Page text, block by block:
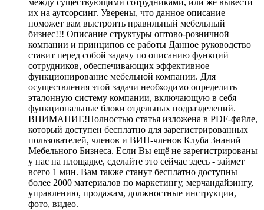
между существующими сотрудниками, или же вывести
их на аутсорсинг. Уверены, что данное описание
поможет вам выстроить правильный мебельный
бизнес!!! Описание структуры оптово-розничной
компании и принципов ее работы Данное руководство
ставит перед собой задачу по описанию функций
сотрудников, обеспечивающих эффективное
функционирование мебельной компании. Для
осуществления этой задачи необходимо определить
эталонную систему компании, включающую в себя
функциональные блоки отдельных подразделений.
ВНИМАНИЕ!Полностью статья изложена в PDF-файле,
который доступен бесплатно для зарегистрированных
пользователей, членов и ВИП-членов Клуба Знаний
Мебельного Бизнеса. Если Вы ещё не зарегистрированы
у нас на площадке, сделайте это сейчас здесь - займет
всего 1 мин. Вам также станут бесплатно доступны
более 2000 материалов по маркетингу, мерчандайзингу,
управлению, продажам, должностные инструкции,
фото, видео.